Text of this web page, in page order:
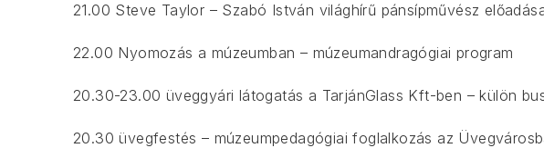
21.00 Steve Taylor – Szabó István világhírű pánsípművész
22.00 Nyomozás a múzeumban – múzeumandragógiai program
20.30-23.00 üveggyári látogatás a TarjánGlass Kft-ben – külön
20.30 üvegfestés – múzeumpedagógiai foglalkozás az